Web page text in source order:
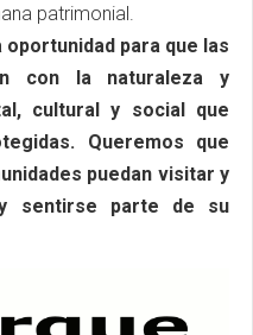
patrimonial.
oportunidad para que las
con la naturaleza y
cultural y social que
Queremos que
puedan visitar y
sentirse parte de su